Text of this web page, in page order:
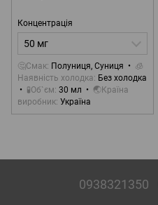
Концентрація
50 мг
🤔Смак Полуниця, Суниця
🧊
Наявність холодка Без холодка
🧪Об`єм 30 мл
🌏Країна
виробник Україна
0938321350